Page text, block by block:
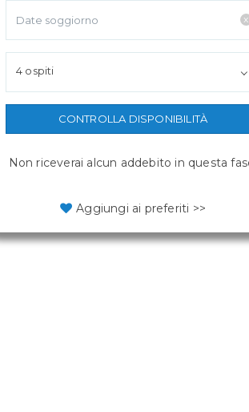
x
4 ospiti
CONTROLLA DISPONIBILITÀ
Non riceverai alcun addebito in questa
Aggiungi ai preferiti >>